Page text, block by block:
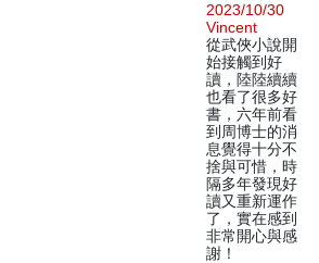
2023/10/30
Vincent
從武俠小說開
始接觸到好
讀，陸陸續續
也看了很多好
書，六年前看
到周博士的消
息覺得十分不
捨與可惜，時
隔多年發現好
讀又重新運作
了，實在感到
非常開心與感
謝！